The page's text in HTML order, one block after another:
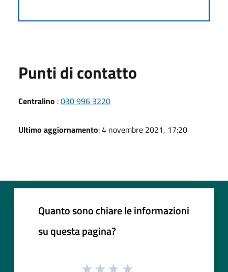
Punti di contatto
Centralino :030 996 3220
Ultimo aggiornamento: 4 novembre 2021, 17:20
Quanto sono chiare le informazioni
su questa pagina?